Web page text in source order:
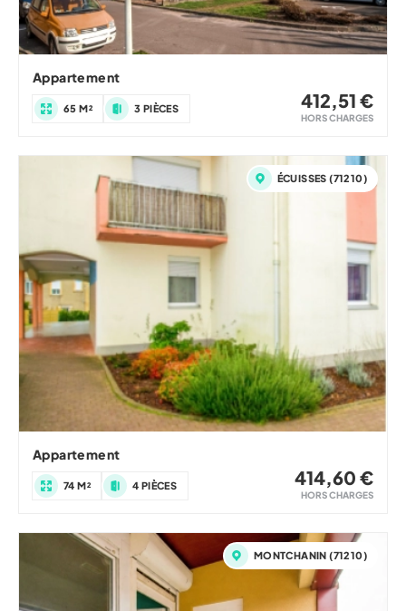
Appartement
65 M² 3 PIÈCES 412,51 €
HORS CHARGES
ÉCUISSES (71210)
Appartement
74 M² 4 PIÈCES 414,60 €
HORS CHARGES
MONTCHANIN (71210)